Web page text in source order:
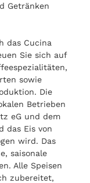
Getränken
das Cucina
Sie sich auf
sowie
Die
Betrieben
eG und dem
das Eis von
wird. Das
saisonale
Alle Speisen
zubereitet,